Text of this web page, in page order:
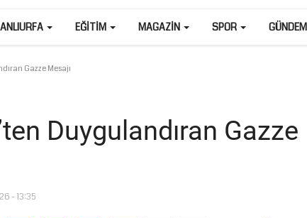
EĞITIM MAGAZIN SPOR GÜNDEM
Gazze Mesajı
Duygulandıran Gazze
- 13:35